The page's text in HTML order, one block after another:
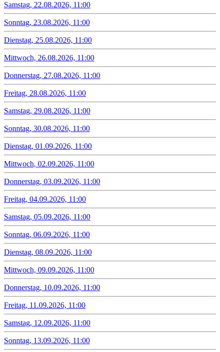
Samstag, 22.08.2026, 11:00
Sonntag, 23.08.2026, 11:00
Dienstag, 25.08.2026, 11:00
Mittwoch, 26.08.2026, 11:00
Donnerstag, 27.08.2026, 11:00
Freitag, 28.08.2026, 11:00
Samstag, 29.08.2026, 11:00
Sonntag, 30.08.2026, 11:00
Dienstag, 01.09.2026, 11:00
Mittwoch, 02.09.2026, 11:00
Donnerstag, 03.09.2026, 11:00
Freitag, 04.09.2026, 11:00
Samstag, 05.09.2026, 11:00
Sonntag, 06.09.2026, 11:00
Dienstag, 08.09.2026, 11:00
Mittwoch, 09.09.2026, 11:00
Donnerstag, 10.09.2026, 11:00
Freitag, 11.09.2026, 11:00
Samstag, 12.09.2026, 11:00
Sonntag, 13.09.2026, 11:00